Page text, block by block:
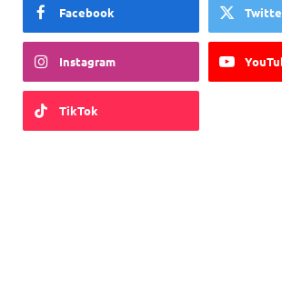
Facebook
Instagram
TikTok